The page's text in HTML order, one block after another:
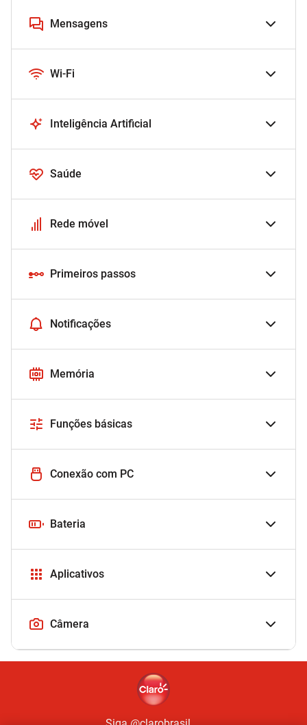
Mensagens
Wi-Fi
Inteligência Artificial
Saúde
Rede móvel
Primeiros passos
Notificações
Memória
Funções básicas
Conexão com PC
Bateria
Aplicativos
Câmera